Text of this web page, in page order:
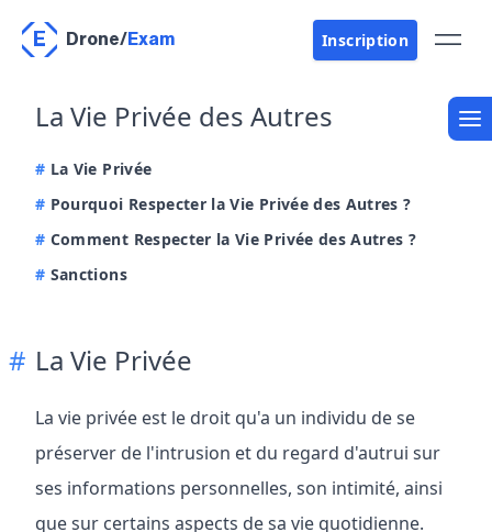
E Drone/Exam Inscription
La Vie Privée des Autres
La Vie Privée
Pourquoi Respecter la Vie Privée des Autres ?
Comment Respecter la Vie Privée des Autres ?
Sanctions
La Vie Privée
La vie privée est le droit qu'a un individu de se
préserver de l'intrusion et du regard d'autrui sur
ses informations personnelles, son intimité, ainsi
que sur certains aspects de sa vie quotidienne.